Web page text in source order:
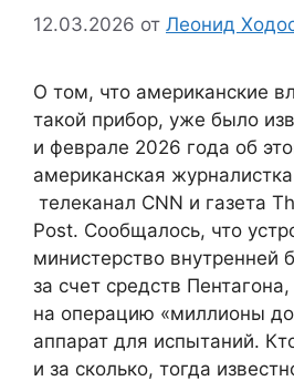
12.03.2026 от Леонид
О том, что американские
такой прибор, уже было
и феврале 2026 года об
американская
телеканал CNN и газета
Post. Сообщалось, что
министерство внутренней
за счет средств
на операцию «миллионы
аппарат для испытаний.
и за сколько, тогда